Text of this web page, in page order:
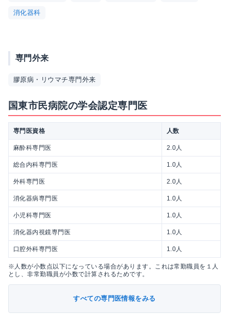
消化器科
専門外来
膠原病・リウマチ専門外来
国東市民病院の学会認定専門医
専門医資格 人数
麻酔科専門医 2.0人
総合内科専門医 1.0人
外科専門医 2.0人
消化器病専門医 1.0人
小児科専門医 1.0人
消化器内視鏡専門医 1.0人
口腔外科専門医 1.0人
※人数が小数点以下になっている場合があります。これは常勤職員を１人
とし、非常勤職員が小数で計算されるためです。
すべての専門医情報をみる